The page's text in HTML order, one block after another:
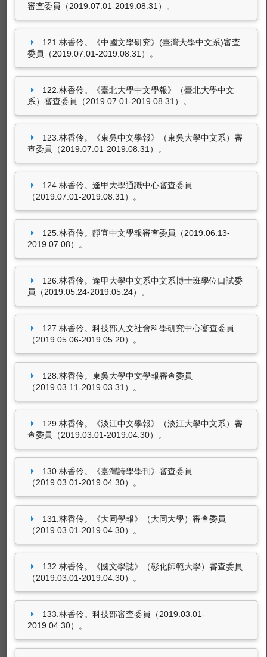
審查委員（2019.07.01-2019.08.31）。
121.林香伶。《中國文學研究》(臺灣大學中文系)審查
委員（2019.07.01-2019.08.31）。
122.林香伶。《臺北大學中文學報》（臺北大學中文
系）審查委員（2019.07.01-2019.08.31）。
123.林香伶。《東吳中文學報》（東吳大學中文系）審
查委員（2019.07.01-2019.08.31）。
124.林香伶。逢甲大學通識中心審查委員
（2019.07.01-2019.08.31）。
125.林香伶。靜宜中文學報審查委員（2019.06.13-
2019.07.08）。
126.林香伶。逢甲大學中文系中文系博士班學位口試委
員（2019.05.24-2019.05.24）。
127.林香伶。科技部人文社會科學研究中心審查委員
（2019.05.06-2019.05.20）。
128.林香伶。東吳大學中文學報審查委員
（2019.03.11-2019.03.31）。
129.林香伶。《淡江中文學報》（淡江大學中文系）審
查委員（2019.03.01-2019.04.30）。
130.林香伶。《臺灣詩學學刊》審查委員
（2019.03.01-2019.04.30）。
131.林香伶。《大同學報》（大同大學）審查委員
（2019.03.01-2019.04.30）。
132.林香伶。《國文學誌》（彰化師範大學）審查委員
（2019.03.01-2019.04.30）。
133.林香伶。科技部審查委員（2019.03.01-
2019.04.30）。